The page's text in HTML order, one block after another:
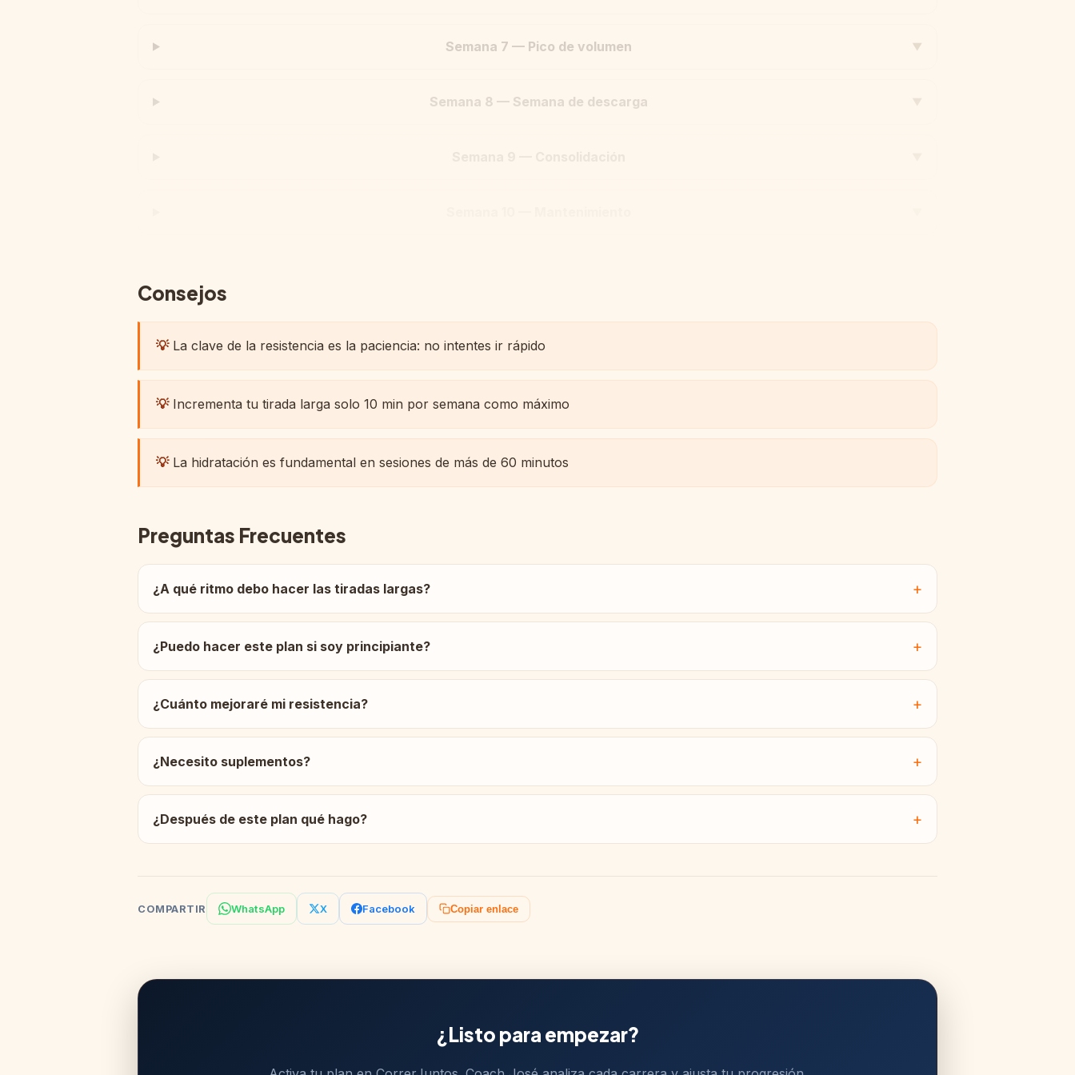
Semana 7 — Pico de volumen ▼
Semana 8 — Semana de descarga
Consejos
💡La clave de la resistencia es la paciencia: no intentes ir rápido
💡Incrementa tu tirada larga solo 10 min por semana como máximo
💡La hidratación es fundamental en sesiones de más de 60 minutos
Preguntas Frecuentes
¿A qué ritmo debo hacer las tiradas largas?
¿Puedo hacer este plan si soy principiante?
¿Cuánto mejoraré mi resistencia?
¿Necesito suplementos?
¿Después de este plan qué hago?
COMPARTIR WhatsApp X Facebook Copiar enlace
¿Listo para empezar?